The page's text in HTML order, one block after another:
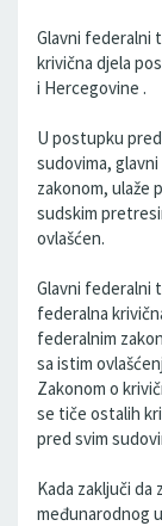
Glavni federalni
krivična djela
i Hercegovine .
U postupku
sudovima,
zakonom, ulaže
sudskim
ovlašćen.
Glavni federalni
federalna
federalnim
sa istim
Zakonom o
se tiče ostalih
pred svim
Kada zaključi da
međunarodnog